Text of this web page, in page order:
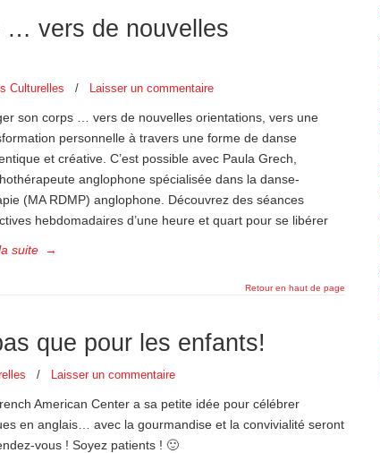
… vers de nouvelles
Culturelles / Laisser un commentaire
son corps … vers de nouvelles orientations, vers une
personnelle à travers une forme de danse
et créative. C’est possible avec Paula Grech,
anglophone spécialisée dans la danse-
(MA RDMP) anglophone. Découvrez des séances
hebdomadaires d’une heure et quart pour se libérer
suite →
Retour en haut de page
que pour les enfants!
/ Laisser un commentaire
American Center a sa petite idée pour célébrer
en anglais… avec la gourmandise et la convivialité seront
vous ! Soyez patients ! 🙂